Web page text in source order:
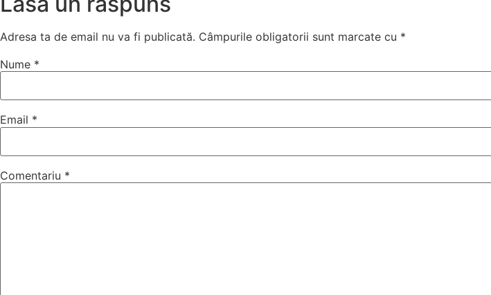
Adresa ta de email nu va fi publicată. Câmpurile obligatorii sunt marcate cu *
Nume *
Email *
Comentariu *